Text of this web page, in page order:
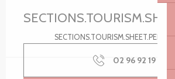
02 96 92 19